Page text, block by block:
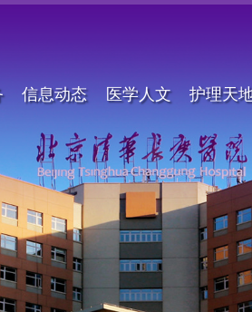
信息动态 医学人文 护理天